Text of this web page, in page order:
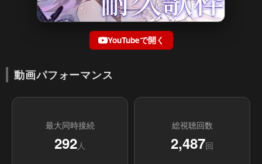
YouTubeで開く
動画パフォーマンス
最大同時接続
292人
総視聴回数
2,487回